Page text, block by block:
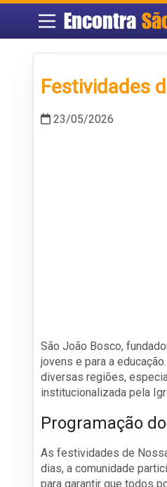
Encontra
Festividades
23/05/2026
São João Bosco,
jovens e para a
diversas regiões,
institucionalizada pela
Programação
As festividades de
dias, a comunidade
para garantir que todos